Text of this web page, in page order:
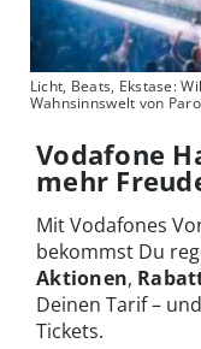
Licht, Beats, Ekstase:
Wahnsinnswelt von
Vodafone
mehr
Mit Vodafones
bekommst Du
Aktionen,
Deinen Tarif –
Tickets.